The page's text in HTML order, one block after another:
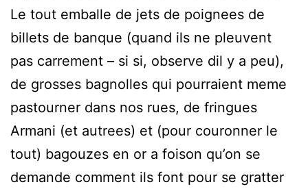
Le tout emballe de jets de poignees de
billets de banque (quand ils ne pleuvent
pas carrement – si si, observe dil y a peu),
de grosses bagnolles qui pourraient meme
pastourner dans nos rues, de fringues
Armani (et autrees) et (pour couronner le
tout) bagouzes en or a foison qu’on se
demande comment ils font pour se gratter